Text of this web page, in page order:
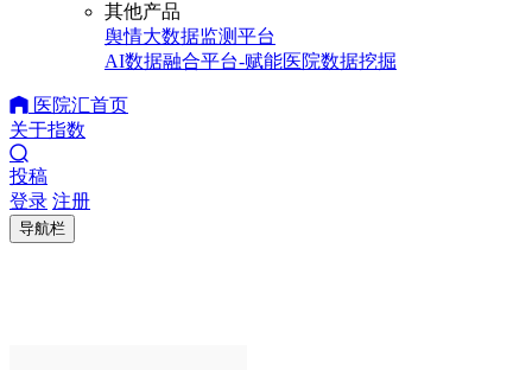
其他产品
舆情大数据监测平台
AI数据融合平台-赋能医院数据挖掘
医院汇首页
关于指数
投稿
登录 注册
导航栏